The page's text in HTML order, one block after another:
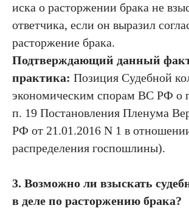
иска о расторжении брака не
ответчика, если он выразил
расторжение брака.
Подтверждающий данный факт
практика: Позиция Судебной
экономическим спорам ВС РФ о
п. 19 Постановления Пленума
РФ от 21.01.2016 N 1 в
распределения госпошлины).
3. Возможно ли взыскать
в деле по расторжению брака?